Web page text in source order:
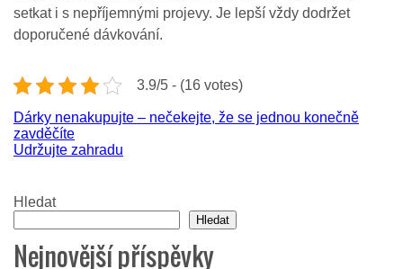
setkat i s nepříjemnými projevy. Je lepší vždy dodržet
doporučené dávkování.
3.9/5 - (16 votes)
Navigace
pro
Dárky nenakupujte – nečekejte, že se jednou konečně
zavděčíte
Udržujte zahradu
Hledat
Hledat
Nejnovější příspěvky